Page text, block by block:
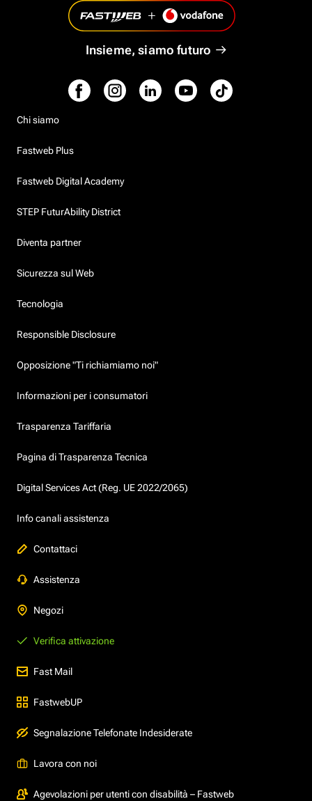
Insieme, siamo futuro
Chi siamo
Fastweb Plus
Fastweb Digital Academy
STEP FuturAbility District
Diventa partner
Sicurezza sul Web
Tecnologia
Responsible Disclosure
Opposizione "Ti richiamiamo noi"
Informazioni per i consumatori
Trasparenza Tariffaria
Pagina di Trasparenza Tecnica
Digital Services Act (Reg. UE 2022/2065)
Info canali assistenza
Contattaci
Assistenza
Negozi
Verifica attivazione
Fast Mail
FastwebUP
Segnalazione Telefonate Indesiderate
Lavora con noi
Agevolazioni per utenti con disabilità – Fastweb